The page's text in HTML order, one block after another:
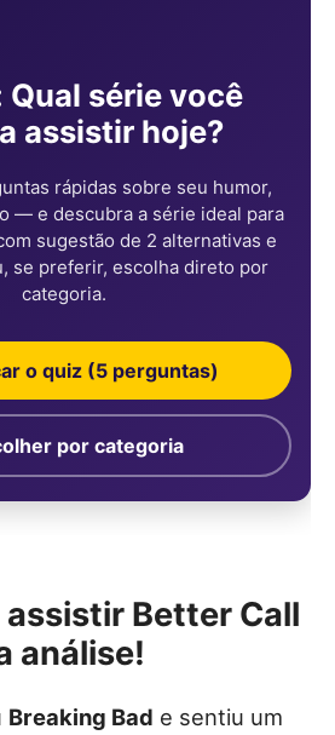
Qual série você
assistir hoje?
rápidas sobre seu humor,
— e descubra a série ideal para
sugestão de 2 alternativas e
se preferir, escolha direto por
categoria.
o quiz (5 perguntas)
por categoria
assistir Better Call
análise!
Breaking Bad e sentiu um